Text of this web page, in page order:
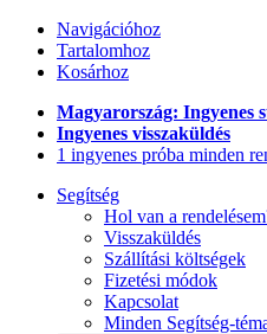
Navigációhoz
Tartalomhoz
Kosárhoz
Magyarország: Ingyenes
Ingyenes visszaküldés
1 ingyenes próba minden
Segítség
Hol van a
Visszaküldés
Szállítási költségek
Fizetési módok
Kapcsolat
Minden Segítség-